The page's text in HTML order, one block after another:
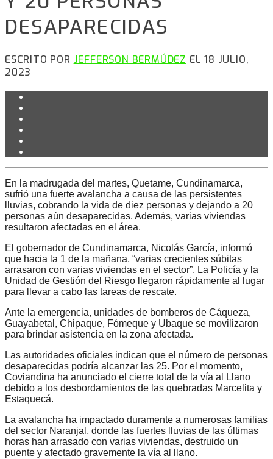
DESAPARECIDAS
ESCRITO POR JEFFERSON BERMÚDEZ EL 18 JULIO,
2023
En la madrugada del martes, Quetame, Cundinamarca,
sufrió una fuerte avalancha a causa de las persistentes
lluvias, cobrando la vida de diez personas y dejando a 20
personas aún desaparecidas. Además, varias viviendas
resultaron afectadas en el área.
El gobernador de Cundinamarca, Nicolás García, informó
que hacia la 1 de la mañana, “varias crecientes súbitas
arrasaron con varias viviendas en el sector”. La Policía y la
Unidad de Gestión del Riesgo llegaron rápidamente al lugar
para llevar a cabo las tareas de rescate.
Ante la emergencia, unidades de bomberos de Cáqueza,
Guayabetal, Chipaque, Fómeque y Ubaque se movilizaron
para brindar asistencia en la zona afectada.
Las autoridades oficiales indican que el número de personas
desaparecidas podría alcanzar las 25. Por el momento,
Coviandina ha anunciado el cierre total de la vía al Llano
debido a los desbordamientos de las quebradas Marcelita y
Estaquecá.
La avalancha ha impactado duramente a numerosas familias
del sector Naranjal, donde las fuertes lluvias de las últimas
horas han arrasado con varias viviendas, destruido un
puente y afectado gravemente la vía al llano.